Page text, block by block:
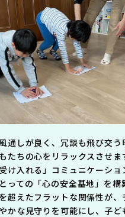
通しが良く、冗談も飛び交う
たちの心をリラックスさせま
け入れる」コミュニケーショ
っての「心の安全基地」を構
超えたフラットな関係性が、
かな見守りを可能にし、子ど